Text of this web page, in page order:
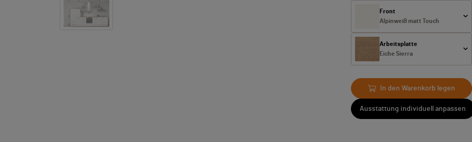
Front
Alpinweiß matt Touch
Arbeitsplatte
Eiche Sierra
In den Warenkorb legen
Ausstattung individuell anpassen